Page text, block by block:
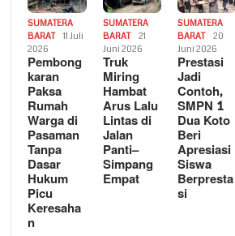
SUMATERA
BARAT
11 Juli
2026
Pembong
karan
Paksa
Rumah
Warga di
Pasaman
Tanpa
Dasar
Hukum
Picu
Keresaha
n
SUMATERA
BARAT
21
Juni 2026
Truk
Miring
Hambat
Arus Lalu
Lintas di
Jalan
Panti–
Simpang
Empat
SUMATERA
BARAT
20
Juni 2026
Prestasi
Jadi
Contoh,
SMPN 1
Dua Koto
Beri
Apresiasi
Siswa
Berpresta
si